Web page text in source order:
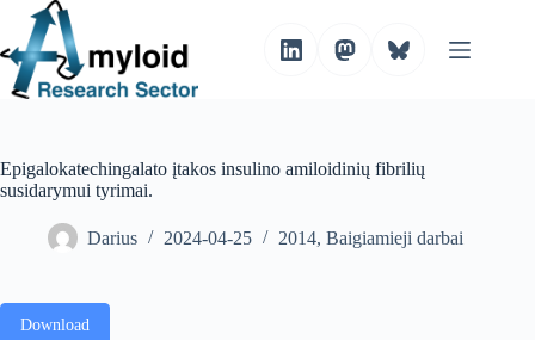
i
o
n
t
Epigalokatechingalato įtakos insulino amiloidinių fibrilių
susidarymui tyrimai.
Darius 2024-04-25 2014, Baigiamieji darbai
Download